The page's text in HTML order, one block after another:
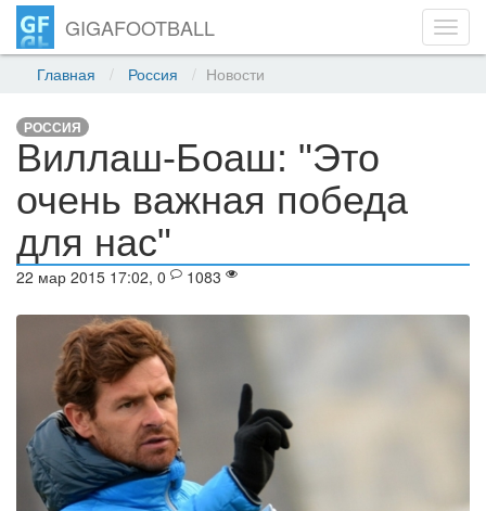
GIGAFOOTBALL
Главная Россия Новости
РОССИЯ
Виллаш-Боаш: "Это
очень важная победа
для нас"
22 мар 2015 17:02, 0 1083